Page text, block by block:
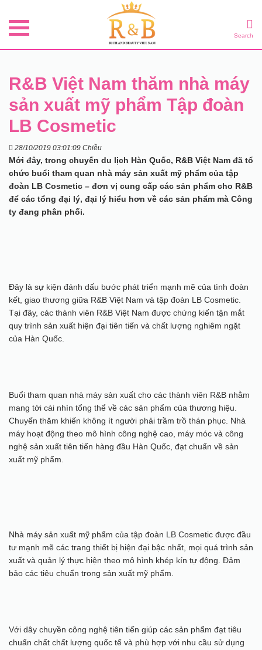
Search
R&B Việt Nam thăm nhà máy
sản xuất mỹ phẩm Tập đoàn
LB Cosmetic
28/10/2019 03:01:09 Chiều
Mới đây, trong chuyến du lịch Hàn Quốc, R&B Việt Nam đã tổ
chức buổi tham quan nhà máy sản xuất mỹ phẩm của tập
đoàn LB Cosmetic – đơn vị cung cấp các sản phẩm cho R&B
để các tổng đại lý, đại lý hiểu hơn về các sản phẩm mà Công
ty đang phân phối.
Đây là sự kiện đánh dấu bước phát triển mạnh mẽ của tình đoàn
kết, giao thương giữa R&B Việt Nam và tập đoàn LB Cosmetic.
Tại đây, các thành viên R&B Việt Nam được chứng kiến tận mắt
quy trình sản xuất hiện đại tiên tiến và chất lượng nghiêm ngặt
của Hàn Quốc.
Buổi tham quan nhà máy sản xuất cho các thành viên R&B nhằm
mang tới cái nhìn tổng thể về các sản phẩm của thương hiệu.
Chuyến thăm khiến không ít người phải trầm trồ thán phục. Nhà
máy hoạt động theo mô hình công nghệ cao, máy móc và công
nghệ sản xuất tiên tiến hàng đầu Hàn Quốc, đạt chuẩn về sản
xuất mỹ phẩm.
Nhà máy sản xuất mỹ phẩm của tập đoàn LB Cosmetic được đầu
tư mạnh mẽ các trang thiết bị hiện đại bậc nhất, mọi quá trình sản
xuất và quản lý thực hiện theo mô hình khép kín tự động. Đảm
bảo các tiêu chuẩn trong sản xuất mỹ phẩm.
Với dây chuyền công nghệ tiên tiến giúp các sản phẩm đạt tiêu
chuẩn chất chất lượng quốc tế và phù hợp với nhu cầu sử dụng